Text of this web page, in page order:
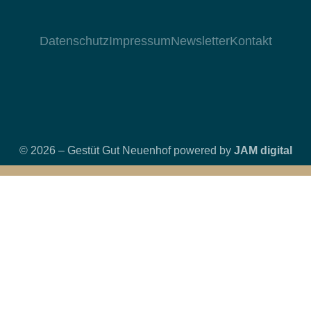
© 2026 – Gestüt Gut Neuenhof powered by JAM digital
DatenschutzImpressumNewsletterKontakt